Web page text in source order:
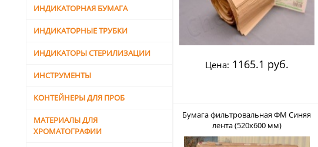
ИНДИКАТОРНАЯ БУМАГА
ИНДИКАТОРНЫЕ ТРУБКИ
ИНДИКАТОРЫ СТЕРИЛИЗАЦИИ
ИНСТРУМЕНТЫ
КОНТЕЙНЕРЫ ДЛЯ ПРОБ
МАТЕРИАЛЫ ДЛЯ
ХРОМАТОГРАФИИ
Цена: 1165.1 руб.
Бумага фильтровальная ФМ Синяя
лента (520х600 мм)